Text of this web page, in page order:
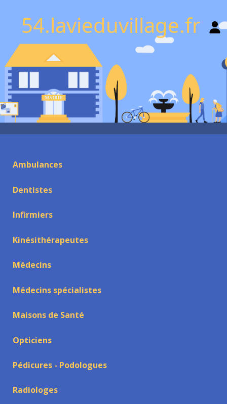
54.lavieduvillage.fr
Ambulances
Dentistes
Infirmiers
Kinésithérapeutes
Médecins
Médecins spécialistes
Maisons de Santé
Opticiens
Pédicures - Podologues
Radiologes